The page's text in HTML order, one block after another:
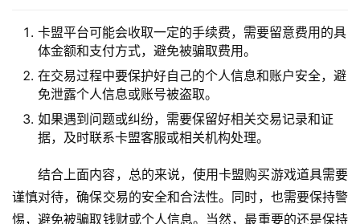
卡盟平台可能会收取一定的手续费，需要留意费用的具
体金额和支付方式，避免被骗取费用。
在交易过程中要保护好自己的个人信息和账户安全，避
免泄露个人信息或账号被盗取。
如果遇到问题或纠纷，需要保留好相关交易记录和证
据，及时联系卡盟客服或相关机构处理。
结合上面内容，总的来说，使用卡盟购买游戏道具需要
谨慎对待，确保交易的安全和合法性。同时，也需要保持警
惕，避免被骗取钱财或个人信息。当然，最重要的还是保持